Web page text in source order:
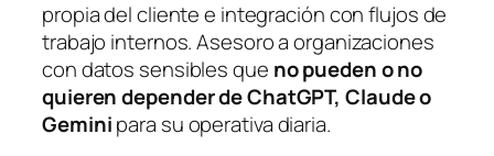
propia del cliente e integración con flujos de
trabajo internos. Asesoro a organizaciones
con datos sensibles que no pueden o no
quieren depender de ChatGPT, Claude o
Geminipara su operativa diaria.